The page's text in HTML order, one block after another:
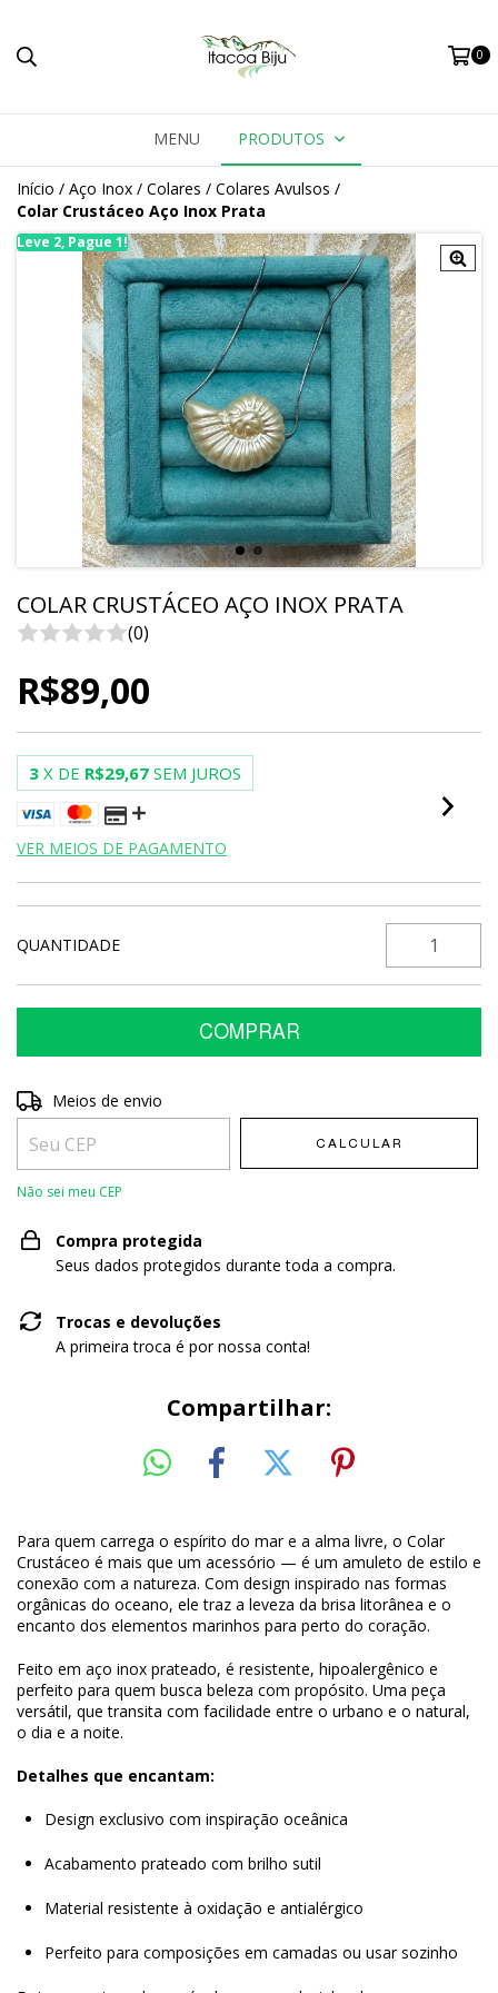
0
MENU PRODUTOS
Início / Aço Inox / Colares / Colares Avulsos /
Colar Crustáceo Aço Inox Prata
Leve 2, Pague 1!
COLAR CRUSTÁCEO AÇO INOX PRATA
(0)
R$89,00
3 X DE R$29,67 SEM JUROS
VER MEIOS DE PAGAMENTO
QUANTIDADE
Entregas para o CEP:
Meios de envio
CALCULAR
Não sei meu CEP
Compra protegida
Seus dados protegidos durante toda a compra.
Trocas e devoluções
A primeira troca é por nossa conta!
Compartilhar:
Para quem carrega o espírito do mar e a alma livre, o Colar
Crustáceo é mais que um acessório — é um amuleto de estilo e
conexão com a natureza. Com design inspirado nas formas
orgânicas do oceano, ele traz a leveza da brisa litorânea e o
encanto dos elementos marinhos para perto do coração.
Feito em aço inox prateado, é resistente, hipoalergênico e
perfeito para quem busca beleza com propósito. Uma peça
versátil, que transita com facilidade entre o urbano e o natural,
o dia e a noite.
Detalhes que encantam:
Design exclusivo com inspiração oceânica
Acabamento prateado com brilho sutil
Material resistente à oxidação e antialérgico
Perfeito para composições em camadas ou usar sozinho